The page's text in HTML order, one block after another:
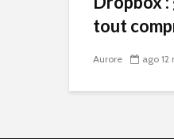
tout
Aurore ago 12